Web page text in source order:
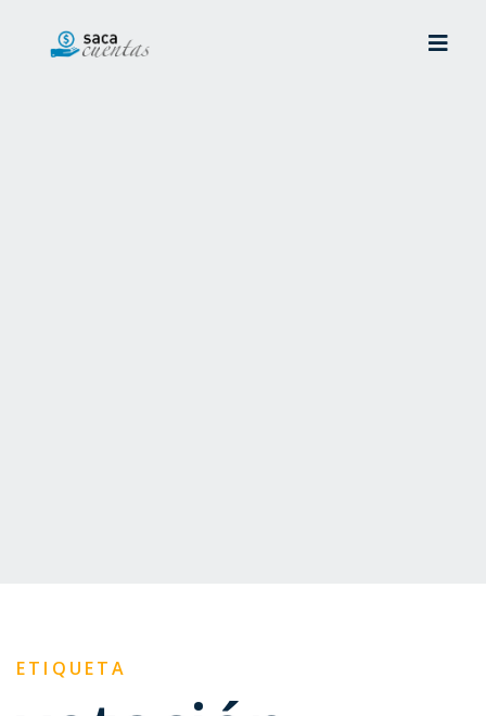
ETIQUETA